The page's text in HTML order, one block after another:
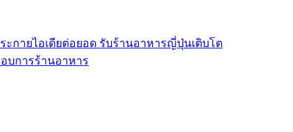
กายไอเดียต่อยอด รับร้านอาหารญี่ปุ่นเติบโต
บการร้านอาหาร